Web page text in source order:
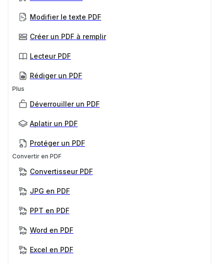
Modifier le texte PDF
Créer un PDF à remplir
Lecteur PDF
Rédiger un PDF
Plus
Déverrouiller un PDF
Aplatir un PDF
Protéger un PDF
Convertir en PDF
Convertisseur PDF
JPG en PDF
PPT en PDF
Word en PDF
Excel en PDF